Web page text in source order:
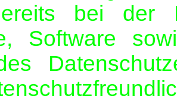
bei der
Software